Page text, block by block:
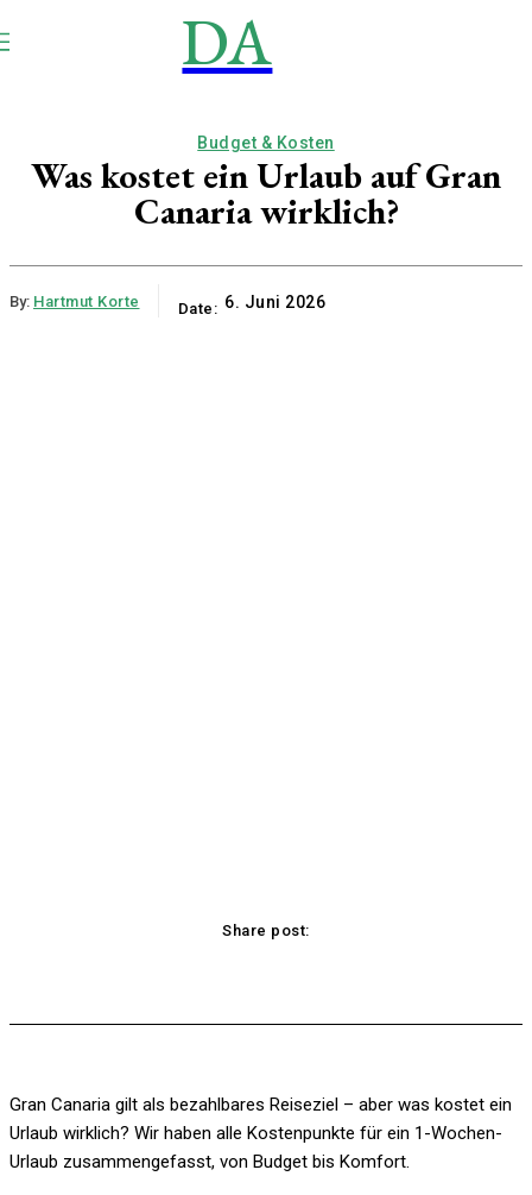
DA
Budget & Kosten
Was kostet ein Urlaub auf Gran
Canaria wirklich?
By: Hartmut Korte Date: 6. Juni 2026
Share post:
Gran Canaria gilt als bezahlbares Reiseziel – aber was kostet ein
Urlaub wirklich? Wir haben alle Kostenpunkte für ein 1-Wochen-
Urlaub zusammengefasst, von Budget bis Komfort.